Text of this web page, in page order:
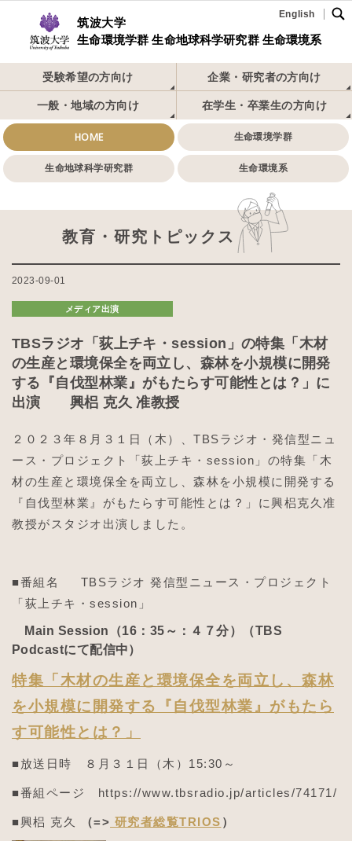
筑波大学
生命環境学群 生命地球科学研究群 生命環境系
English
受験希望の方向け 企業・研究者の方向け
一般・地域の方向け 在学生・卒業生の方向け
HOME 生命環境学群
生命地球科学研究群 生命環境系
教育・研究トピックス
2023-09-01
メディア出演
TBSラジオ「荻上チキ・session」の特集「木材
の生産と環境保全を両立し、森林を小規模に開発
する『自伐型林業』がもたらす可能性とは？」に
出演 興梠 克久 准教授
２０２３年８月３１日（木）、TBSラジオ・発信型ニュ
ース・プロジェクト「荻上チキ・session」の特集「木
材の生産と環境保全を両立し、森林を小規模に開発する
『自伐型林業』がもたらす可能性とは？」に興梠克久准
教授がスタジオ出演しました。
■番組名 TBSラジオ 発信型ニュース・プロジェクト
「荻上チキ・session」
Main Session（16：35～：４７分）（TBS
Podcastにて配信中）
特集「木材の生産と環境保全を両立し、森林
を小規模に開発する『自伐型林業』がもたら
す可能性とは？」
■放送日時 ８月３１日（木）15:30～
■番組ページ https://www.tbsradio.jp/articles/74171/
■興梠 克久 （=> 研究者総覧TRIOS ）